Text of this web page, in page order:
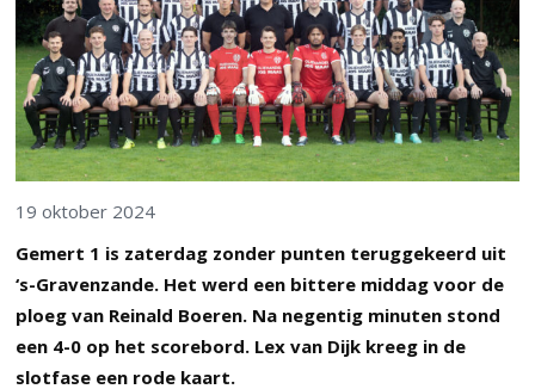
19 oktober 2024
Gemert 1 is zaterdag zonder punten teruggekeerd uit
‘s-Gravenzande. Het werd een bittere middag voor de
ploeg van Reinald Boeren. Na negentig minuten stond
een 4-0 op het scorebord. Lex van Dijk kreeg in de
slotfase een rode kaart.